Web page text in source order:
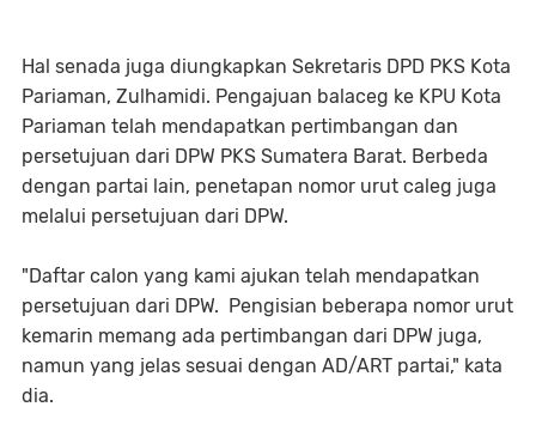
Hal senada juga diungkapkan Sekretaris DPD PKS Kota
Pariaman, Zulhamidi. Pengajuan balaceg ke KPU Kota
Pariaman telah mendapatkan pertimbangan dan
persetujuan dari DPW PKS Sumatera Barat. Berbeda
dengan partai lain, penetapan nomor urut caleg juga
melalui persetujuan dari DPW.
"Daftar calon yang kami ajukan telah mendapatkan
persetujuan dari DPW. Pengisian beberapa nomor urut
kemarin memang ada pertimbangan dari DPW juga,
namun yang jelas sesuai dengan AD/ART partai," kata
dia.